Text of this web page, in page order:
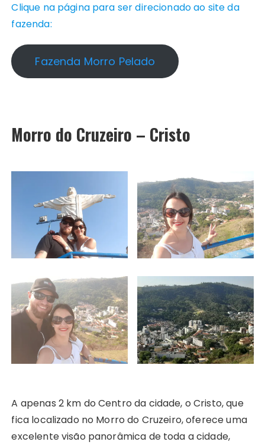
Clique na página para ser direcionado ao site da
fazenda:
Fazenda Morro Pelado
Morro do Cruzeiro – Cristo
A apenas 2 km do Centro da cidade, o Cristo, que
fica localizado no Morro do Cruzeiro, oferece uma
excelente visão panorâmica de toda a cidade,